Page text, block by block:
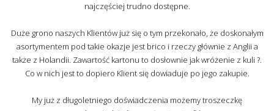
najczęściej trudno dostępne.
Duże grono naszych Klientów już się o tym przekonało, że doskonałym
asortymentem pod takie okazje jest brico i rzeczy głównie z Anglii a
także z Holandii. Zawartość kartonu to dosłownie jak wróżenie z kuli ?.
Co w nich jest to dopiero Klient się dowiaduje po jego zakupie.
My już z długoletniego doświadczenia możemy troszeczkę